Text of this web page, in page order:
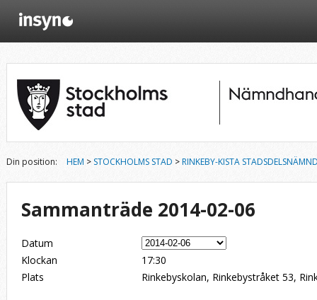
Din position: HEM > STOCKHOLMS STAD >RINKEBY-KISTA
Sammanträde 2014-02-06
Datum
Klockan
17:30
Plats
Rinkebyskolan, Rinkebystråket 53,